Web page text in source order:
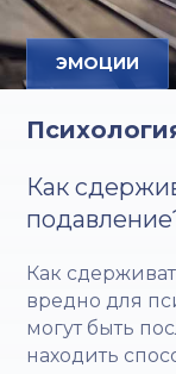
ЭМОЦИИ
Как
Как
вредно для
могут быть
находить